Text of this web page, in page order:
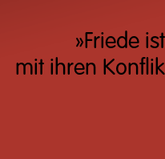
»Friede
mit ihren